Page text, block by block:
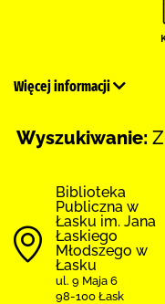
Więcej informacji
Wyszukiwanie:
Biblioteka
Publiczna w
Łasku im. Jana
Łaskiego
Młodszego w
Łasku
ul. 9 Maja 6
98-100 Łask